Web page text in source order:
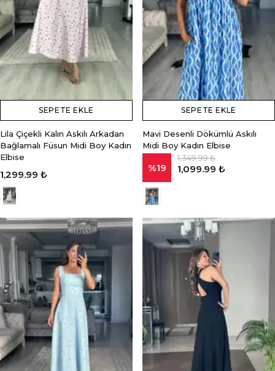
SEPETE EKLE
Lila Çiçekli Kalın Askılı Arkadan
Bağlamalı Füsun Midi Boy Kadın
Elbise
1,299.99 ₺
SEPETE EKLE
Mavi Desenli Dökümlü Askılı
Midi Boy Kadın Elbise
%19
1,349.99 ₺
1,099.99 ₺